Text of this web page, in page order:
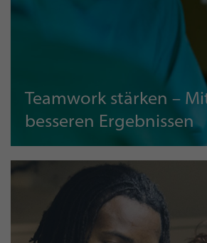
Teamwork stärken –
besseren Ergebnissen